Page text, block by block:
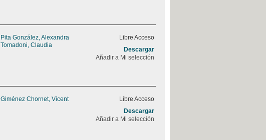
Pita González, Alexandra
Tomadoni, Claudia
Libre Acceso
Descargar
Añadir a Mi selección
Giménez Chornet, Vicent
Libre Acceso
Descargar
Añadir a Mi selección